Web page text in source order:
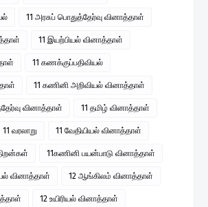
11 அரசுப் பொதுத்தேர்வு வினாத்தாள்
11 இயற்பியல் வினாத்தாள்
11 கணக்குப்பதிவியல்
11 கணினி அறிவியல் வினாத்தாள்
வினாத்தாள் 11 தமிழ் வினாத்தாள்
11 வரலாறு 11 வேதியியல் வினாத்தாள்
11கணினி பயன்பாடு வினாத்தாள்
வினாத்தாள் 12 ஆங்கிலம் வினாத்தாள்
12 உயிரியல் வினாத்தாள்